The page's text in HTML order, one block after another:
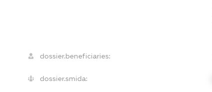
dossier.beneficiaries:
dossier.smida: